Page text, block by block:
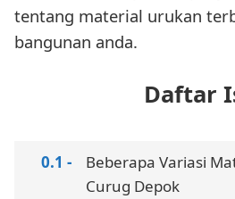
tentang material urukan
bangunan anda.
Daftar
Beberapa Variasi
Curug Depok